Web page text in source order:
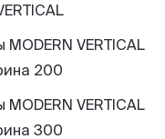
VERTICAL
200
VERTICAL
300